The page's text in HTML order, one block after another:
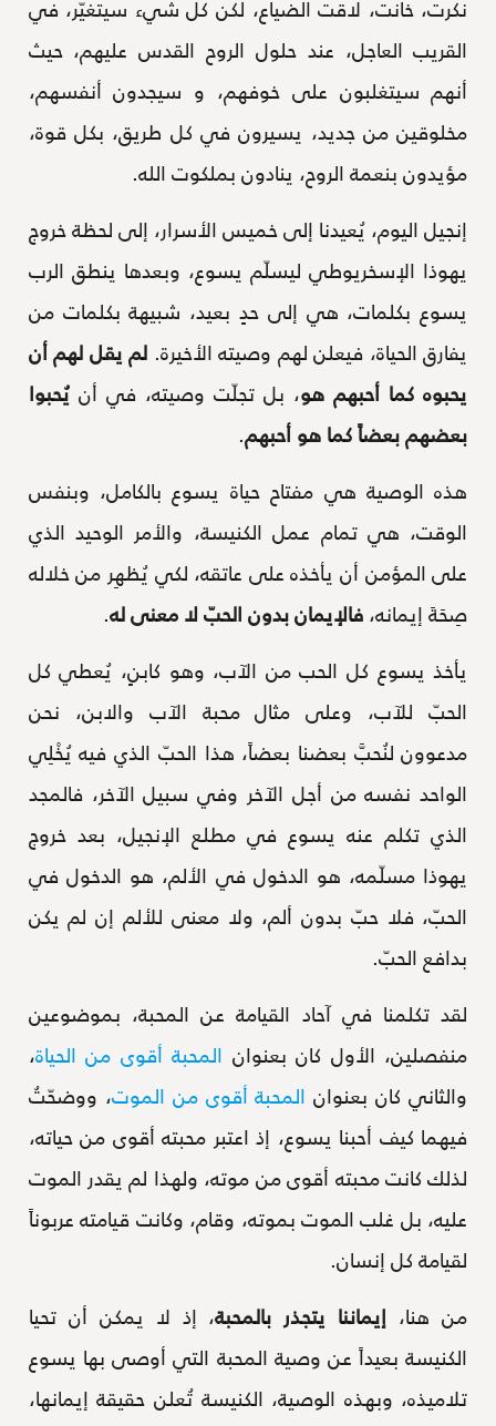
نكرت، خانت، لاقت الضياع، لكن كل شيء سيتغيّر، في
القريب العاجل، عند حلول الروح القدس عليهم، حيث
أنهم سيتغلبون على خوفهم، و سيجدون أنفسهم،
مخلوقين من جديد، يسيرون في كل طريق، بكل قوة،
مؤيدون بنعمة الروح، ينادون بملكوت الله.
إنجيل اليوم، يُعيدنا إلى خميس الأسرار، إلى لحظة خروج
يهوذا الإسخريوطي ليسلّم يسوع، وبعدها ينطق الرب
يسوع بكلمات، هي إلى حدٍ بعيد، شبيهة بكلمات من
يفارق الحياة، فيعلن لهم وصيته الأخيرة. لم يقل لهم أن
يحبوه كما أحبهم هو، بل تجلّت وصيته، في أنيُحبوا
بعضهم بعضاً كما هو أحبهم.
هذه الوصية هي مفتاح حياة يسوع بالكامل، وبنفس
الوقت، هي تمام عمل الكنيسة، والأمر الوحيد الذي
على المؤمن أن يأخذه على عاتقه، لكي يُظهِر من خلاله
صِحَةَ إيمانه،فالإيمان بدون الحبّ لا معنى له.
يأخذ يسوع كل الحب من الآب، وهو كابنٍ، يُعطي كل
الحبّ للآب، وعلى مثال محبة الآب والابن، نحن
مدعوون لنُحبَّ بعضنا بعضاً، هذا الحبّ الذي فيه يُخْلِي
الواحد نفسه من أجل الآخر وفي سبيل الآخر، فالمجد
الذي تكلم عنه يسوع في مطلع الإنجيل، بعد خروج
يهوذا مسلّمه، هو الدخول في الألم، هو الدخول في
الحبّ، فلا حبّ بدون ألم، ولا معنى للألم إن لم يكن
بدافع الحبّ.
لقد تكلمنا في آحاد القيامة عن المحبة، بموضوعين
منفصلين، الأول كان بعنوان المحبة أقوى من الحياة،
والثاني كان بعنوان المحبة أقوى من الموت، ووضحّتُ
فيهما كيف أحبنا يسوع، إذ اعتبر محبته أقوى من حياته،
لذلك كانت محبته أقوى من موته، ولهذا لم يقدر الموت
عليه، بل غلب الموت بموته، وقام، وكانت قيامته عربوناً
لقيامة كل إنسان.
من هنا، إيماننا يتجذر بالمحبة، إذ لا يمكن أن تحيا
الكنيسة بعيداً عن وصية المحبة التي أوصى بها يسوع
تلاميذه، وبهذه الوصية، الكنيسة تُعلن حقيقة إيمانها،